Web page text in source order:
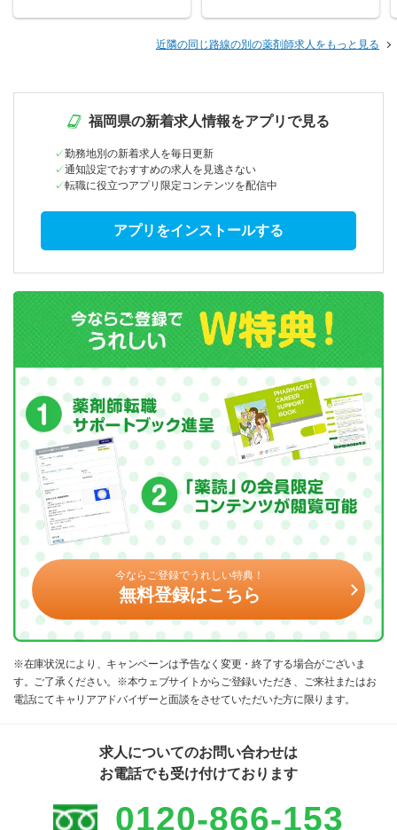
近隣の同じ路線の別の薬剤師求人をもっと見る
福岡県の新着求人情報をアプリで見る
勤務地別の新着求人を毎日更新
通知設定でおすすめの求人を見逃さない
転職に役立つアプリ限定コンテンツを配信中
アプリをインストールする
今ならご登録でうれしい特典！
無料登録はこちら
※在庫状況により、キャンペーンは予告なく変更・終了する場合がございま
す。ご了承ください。※本ウェブサイトからご登録いただき、ご来社またはお
電話にてキャリアアドバイザーと面談をさせていただいた方に限ります。
求人についてのお問い合わせは
お電話でも受け付けております
0120-866-153